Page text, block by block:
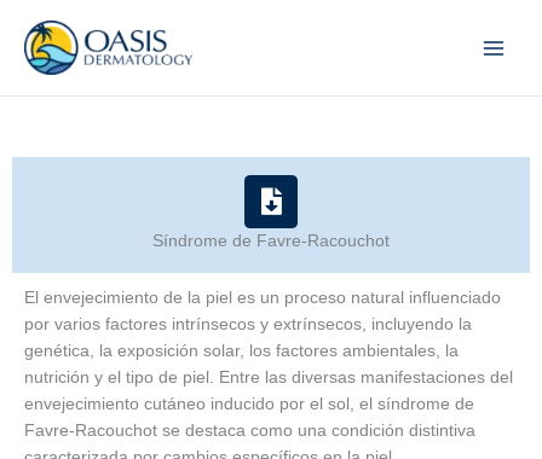
content
Síndrome de Favre-Racouchot
El envejecimiento de la piel es un proceso natural influenciado
por varios factores intrínsecos y extrínsecos, incluyendo la
genética, la exposición solar, los factores ambientales, la
nutrición y el tipo de piel. Entre las diversas manifestaciones del
envejecimiento cutáneo inducido por el sol, el síndrome de
Favre-Racouchot se destaca como una condición distintiva